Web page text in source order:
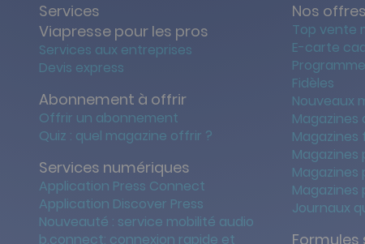
Services
Viapresse pour les pros
Services aux entreprises
Devis express
Abonnement à offrir
Offrir un abonnement
Quiz : quel magazine offrir ?
Services numériques
Application Press Connect
Application Discover Press
Nouveauté : service mobilité audio
b.connect: connexion rapide et
Nos offres
Top vente
E-carte
Fidèles
Nouveaux
Magazines
Magazines
Magazines
Journaux
Formules